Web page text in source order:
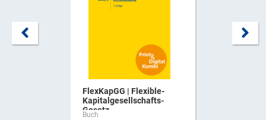
FlexKapGG | Flexible-
Kapitalgesellschafts-
Gesetz ...
Buch